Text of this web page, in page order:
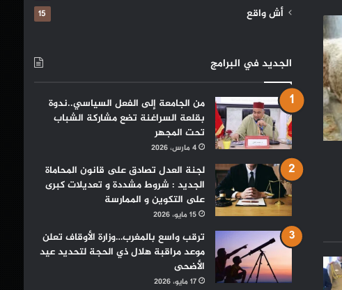
أش واقع 15
الجديد في البرامج
من الجامعة إلى الفعل السياسي..ندوة
بقلعة السراغنة تضع مشاركة الشباب
تحت المجهر
4 مارس، 2026
لجنة العدل تصادق على قانون المحاماة
الجديد : شروط مشددة و تعديلات كبرى
على التكوين و الممارسة
15 مايو، 2026
ترقب واسع بالمغرب…وزارة الأوقاف تعلن
موعد مراقبة هلال ذي الحجة لتحديد عيد
الأضحى
17 مايو، 2026